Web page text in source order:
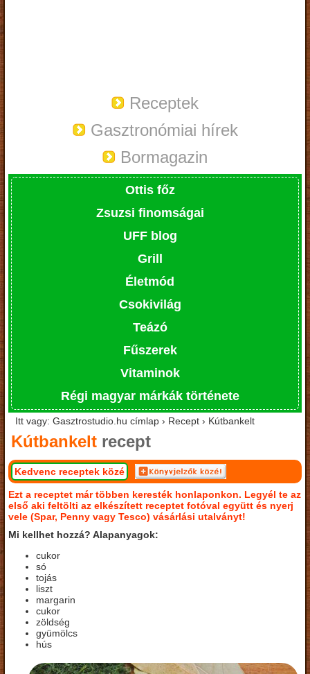
Receptek
Gasztronómiai hírek
Bormagazin
Ottis főz
Zsuzsi finomságai
UFF blog
Grill
Életmód
Csokivilág
Teázó
Fűszerek
Vitaminok
Régi magyar márkák története
Itt vagy: Gasztrostudio.hu címlap › Recept › Kútbankelt
Kútbankelt recept
Kedvenc receptek közé
Ezt a receptet már többen keresték honlaponkon. Legyél te az
első aki feltölti az elkészített receptet fotóval együtt és nyerj
vele (Spar, Penny vagy Tesco) vásárlási utalványt!
Mi kellhet hozzá? Alapanyagok:
cukor
só
tojás
liszt
margarin
cukor
zöldség
gyümölcs
hús